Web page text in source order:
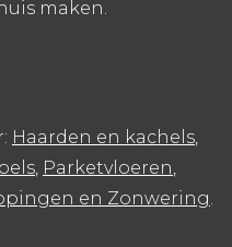
maken.
Haarden en kachels,
, Parketvloeren,
en Zonwering.